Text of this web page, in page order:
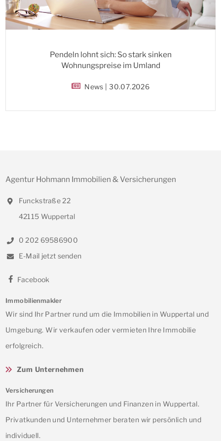
Pendeln lohnt sich: So stark sinken
Wohnungspreise im Umland
News | 30.07.2026
Agentur Hohmann Immobilien & Versicherungen
Funckstraße 22
42115 Wuppertal
0 202 69586900
E-Mail jetzt senden
Facebook
Immobilienmakler
Wir sind Ihr Partner rund um die Immobilien in Wuppertal und
Umgebung. Wir verkaufen oder vermieten Ihre Immobilie
erfolgreich.
Zum Unternehmen
Versicherungen
Ihr Partner für Versicherungen und Finanzen in Wuppertal.
Privatkunden und Unternehmer beraten wir persönlich und
individuell.